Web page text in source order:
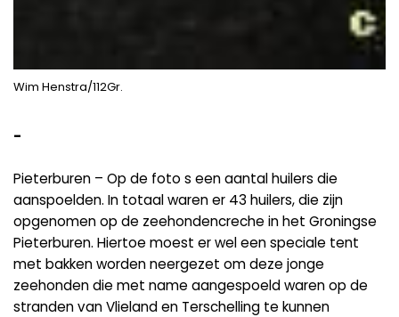
Wim Henstra/112Gr.
-
Pieterburen – Op de foto s een aantal huilers die
aanspoelden. In totaal waren er 43 huilers, die zijn
opgenomen op de zeehondencreche in het Groningse
Pieterburen. Hiertoe moest er wel een speciale tent
met bakken worden neergezet om deze jonge
zeehonden die met name aangespoeld waren op de
stranden van Vlieland en Terschelling te kunnen